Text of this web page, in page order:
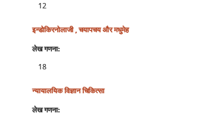
12
इन्डोकिरनोलाजी , चयापचय और मधुमेह
लेख गणना:
18
न्‍यायालयिक विज्ञान चिकित्‍सा
लेख गणना: